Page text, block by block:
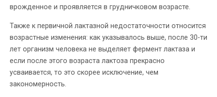
врожденное и проявляется в грудничковом возрасте.
Также к первичной лактазной недостаточности относится
возрастные изменения: как указывалось выше, после 30-ти
лет организм человека не выделяет фермент лактаза и
если после этого возраста лактоза прекрасно
усваивается, то это скорее исключение, чем
закономерность.